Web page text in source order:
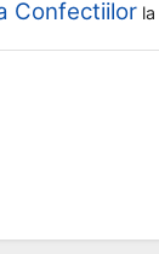
Confectiilor la